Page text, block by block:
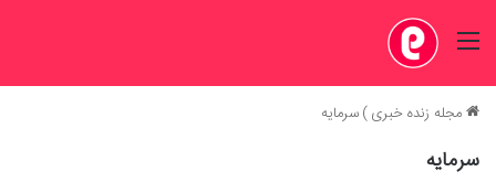
منو
مجله زنده خبری)سرمایه
سرمایه